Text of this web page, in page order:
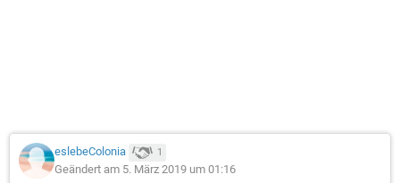
eslebeColonia 1
Geändert am 5. März 2019 um 01:16